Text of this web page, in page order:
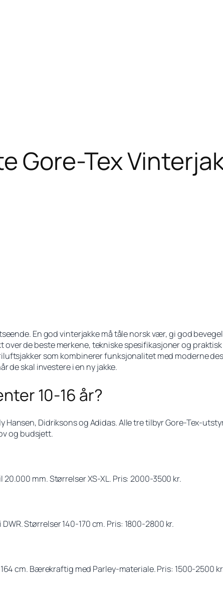
Gore-Tex
En god vinterjakke må tåle norsk vær, gi god
de beste merkene, tekniske spesifikasjoner og
som kombinerer funksjonalitet med moderne
de skal investere i en ny jakke.
10-16 år?
Didriksons og Adidas. Alle tre tilbyr Gore-Tex-
og budsjett.
mm. Størrelser XS-XL. Pris: 2000-3500 kr.
Størrelser 140-170 cm. Pris: 1800-2800 kr.
cm. Bærekraftig med Parley-materiale. Pris: 1500-2500